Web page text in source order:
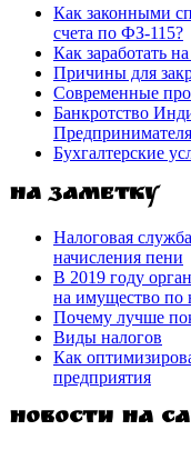
Как законными
счета по ФЗ-115?
Как заработать
Причины для
Современные
Банкротство
Предпринимателя
Бухгалтерские
На заметку
Налоговая
начисления пени
В 2019 году
на имущество по
Почему лучше
Виды налогов
Как
предприятия
Новости на